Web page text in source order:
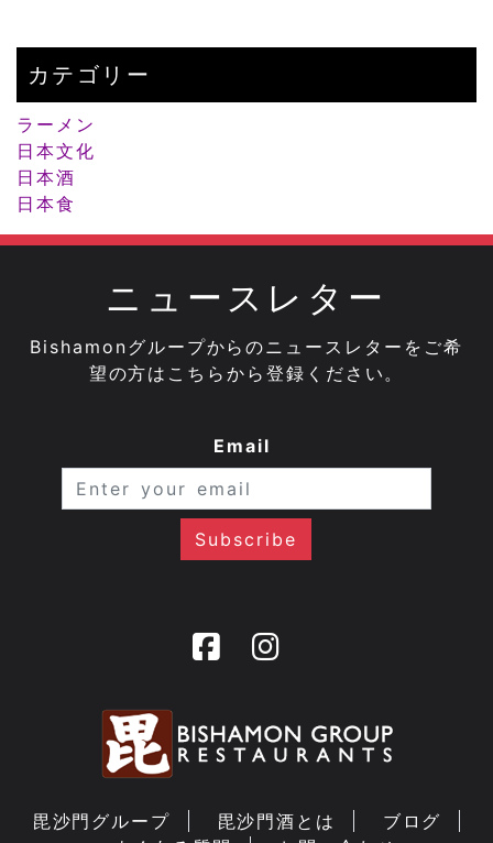
カテゴリー
ラーメン
日本文化
日本酒
日本食
ニュースレター
Bishamonグループからのニュースレターをご希
望の方はこちらから登録ください。
Email
毘沙門グループ 毘沙門酒とは
ブログ